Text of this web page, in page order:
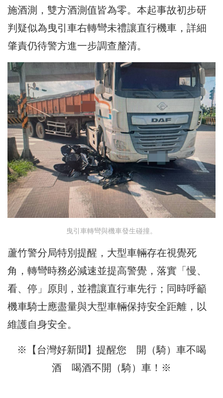
施酒測，雙方酒測值皆為零。本起事故初步研
判疑似為曳引車右轉彎未禮讓直行機車，詳細
肇責仍待警方進一步調查釐清。
曳引車轉彎與機車發生碰撞。
蘆竹警分局特別提醒，大型車輛存在視覺死
角，轉彎時務必減速並提高警覺，落實「慢、
看、停」原則，並禮讓直行車先行；同時呼籲
機車騎士應盡量與大型車輛保持安全距離，以
維護自身安全。
※【台灣好新聞】提醒您 開（騎）車不喝
酒 喝酒不開（騎）車！※